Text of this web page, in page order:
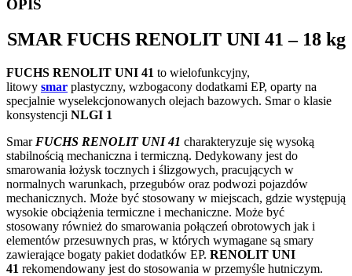
OPIS
SMAR FUCHS RENOLIT UNI 41 – 18 kg
FUCHS RENOLIT UNI 41 to wielofunkcyjny,
litowy smar plastyczny, wzbogacony dodatkami EP, oparty na
specjalnie wyselekcjonowanych olejach bazowych. Smar o klasie
konsystencji NLGI 1
Smar FUCHS RENOLIT UNI 41 charakteryzuje się wysoką
stabilnością mechaniczna i termiczną. Dedykowany jest do
smarowania łożysk tocznych i ślizgowych, pracujących w
normalnych warunkach, przegubów oraz podwozi pojazdów
mechanicznych. Może być stosowany w miejscach, gdzie występują
wysokie obciążenia termiczne i mechaniczne. Może być
stosowany również do smarowania połączeń obrotowych jak i
elementów przesuwnych pras, w których wymagane są smary
zawierające bogaty pakiet dodatków EP. RENOLIT UNI
41 rekomendowany jest do stosowania w przemyśle hutniczym.